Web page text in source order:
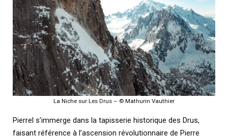
La Niche sur Les Drus – © Mathurin Vauthier
Pierrel s’immerge dans la tapisserie historique des Drus,
faisant référence à l’ascension révolutionnaire de Pierre